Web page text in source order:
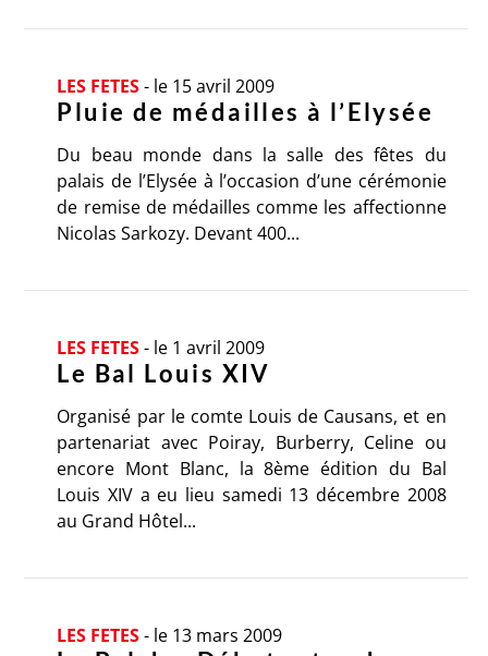
LES FETES- le 15 avril 2009
Pluie de médailles à l’Elysée
Du beau monde dans la salle des fêtes du
palais de l’Elysée à l’occasion d’une cérémonie
de remise de médailles comme les affectionne
Nicolas Sarkozy. Devant 400...
LES FETES- le 1 avril 2009
Le Bal Louis XIV
Organisé par le comte Louis de Causans, et en
partenariat avec Poiray, Burberry, Celine ou
encore Mont Blanc, la 8ème édition du Bal
Louis XIV a eu lieu samedi 13 décembre 2008
au Grand Hôtel...
LES FETES- le 13 mars 2009